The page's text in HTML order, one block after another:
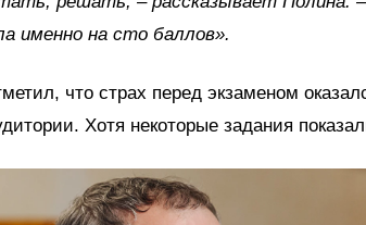
именно на сто баллов».
что страх перед экзаменом
Хотя некоторые задания